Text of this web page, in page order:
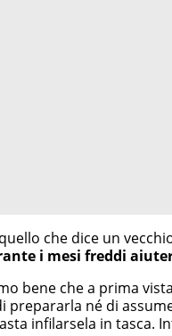
che dice un
i mesi freddi
bene che a prima
prepararla né di
infilarsela in tasca.